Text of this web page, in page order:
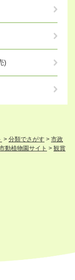
)
> 分類でさがす > 市政
動植物園サイト > 観賞